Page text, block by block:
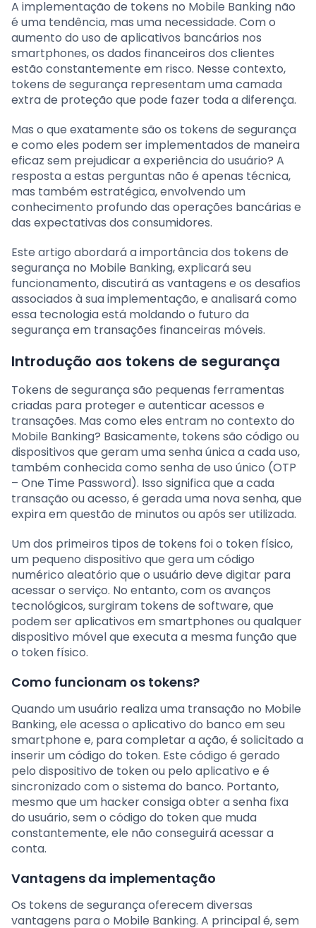
A implementação de tokens no Mobile Banking não
é uma tendência, mas uma necessidade. Com o
aumento do uso de aplicativos bancários nos
smartphones, os dados financeiros dos clientes
estão constantemente em risco. Nesse contexto,
tokens de segurança representam uma camada
extra de proteção que pode fazer toda a diferença.
Mas o que exatamente são os tokens de segurança
e como eles podem ser implementados de maneira
eficaz sem prejudicar a experiência do usuário? A
resposta a estas perguntas não é apenas técnica,
mas também estratégica, envolvendo um
conhecimento profundo das operações bancárias e
das expectativas dos consumidores.
Este artigo abordará a importância dos tokens de
segurança no Mobile Banking, explicará seu
funcionamento, discutirá as vantagens e os desafios
associados à sua implementação, e analisará como
essa tecnologia está moldando o futuro da
segurança em transações financeiras móveis.
Introdução aos tokens de segurança
Tokens de segurança são pequenas ferramentas
criadas para proteger e autenticar acessos e
transações. Mas como eles entram no contexto do
Mobile Banking? Basicamente, tokens são código ou
dispositivos que geram uma senha única a cada uso,
também conhecida como senha de uso único (OTP
– One Time Password). Isso significa que a cada
transação ou acesso, é gerada uma nova senha, que
expira em questão de minutos ou após ser utilizada.
Um dos primeiros tipos de tokens foi o token físico,
um pequeno dispositivo que gera um código
numérico aleatório que o usuário deve digitar para
acessar o serviço. No entanto, com os avanços
tecnológicos, surgiram tokens de software, que
podem ser aplicativos em smartphones ou qualquer
dispositivo móvel que executa a mesma função que
o token físico.
Como funcionam os tokens?
Quando um usuário realiza uma transação no Mobile
Banking, ele acessa o aplicativo do banco em seu
smartphone e, para completar a ação, é solicitado a
inserir um código do token. Este código é gerado
pelo dispositivo de token ou pelo aplicativo e é
sincronizado com o sistema do banco. Portanto,
mesmo que um hacker consiga obter a senha fixa
do usuário, sem o código do token que muda
constantemente, ele não conseguirá acessar a
conta.
Vantagens da implementação
Os tokens de segurança oferecem diversas
vantagens para o Mobile Banking. A principal é, sem